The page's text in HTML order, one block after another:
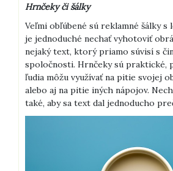
Hrnčeky či šálky
Veľmi obľúbené sú reklamné šálky s
je jednoduché nechať vyhotoviť
nejaký text, ktorý priamo súvisí s
spoločnosti. Hrnčeky sú praktické,
ľudia môžu využívať na pitie svojej
alebo aj na pitie iných nápojov.
také, aby sa text dal jednoducho